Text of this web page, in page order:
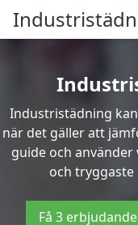
Industristädning
när det gäller att
guide och
och
Få 3